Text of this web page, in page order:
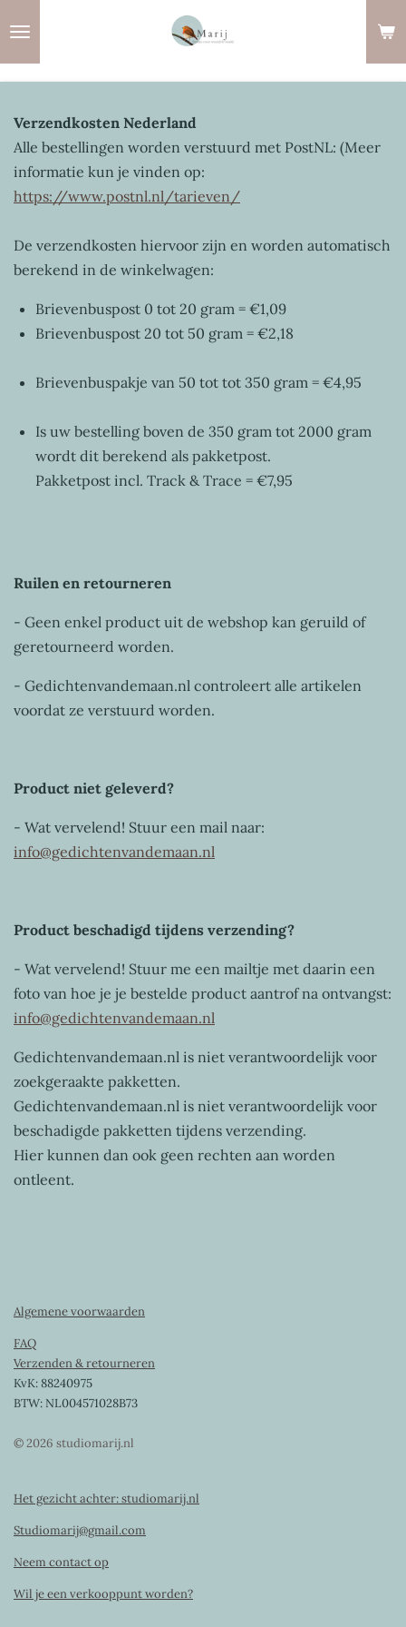
hoofdinhoud
Verzendkosten Nederland
Alle bestellingen worden verstuurd met PostNL: (Meer
informatie kun je vinden op:
https://www.postnl.nl/tarieven/
De verzendkosten hiervoor zijn en worden automatisch
berekend in de winkelwagen:
Brievenbuspost 0 tot 20 gram = €1,09
Brievenbuspost 20 tot 50 gram = €2,18
Brievenbuspakje van 50 tot tot 350 gram = €4,95
Is uw bestelling boven de 350 gram tot 2000 gram
wordt dit berekend als pakketpost.
Pakketpost incl. Track & Trace = €7,95
Ruilen en retourneren
- Geen enkel product uit de webshop kan geruild of
geretourneerd worden.
- Gedichtenvandemaan.nl controleert alle artikelen
voordat ze verstuurd worden.
Product niet geleverd?
- Wat vervelend! Stuur een mail naar:
info@gedichtenvandemaan.nl
Product beschadigd tijdens verzending?
- Wat vervelend! Stuur me een mailtje met daarin een
foto van hoe je je bestelde product aantrof na ontvangst:
info@gedichtenvandemaan.nl
Gedichtenvandemaan.nl is niet verantwoordelijk voor
zoekgeraakte pakketten.
Gedichtenvandemaan.nl is niet verantwoordelijk voor
beschadigde pakketten tijdens verzending.
Hier kunnen dan ook geen rechten aan worden
ontleent.
Algemene voorwaarden
FAQ
Verzenden & retourneren
KvK: 88240975
BTW: NL004571028B73
© 2026 studiomarij.nl
Het gezicht achter: studiomarij.nl
Studiomarij@gmail.com
Neem contact op
Wil je een verkooppunt worden?